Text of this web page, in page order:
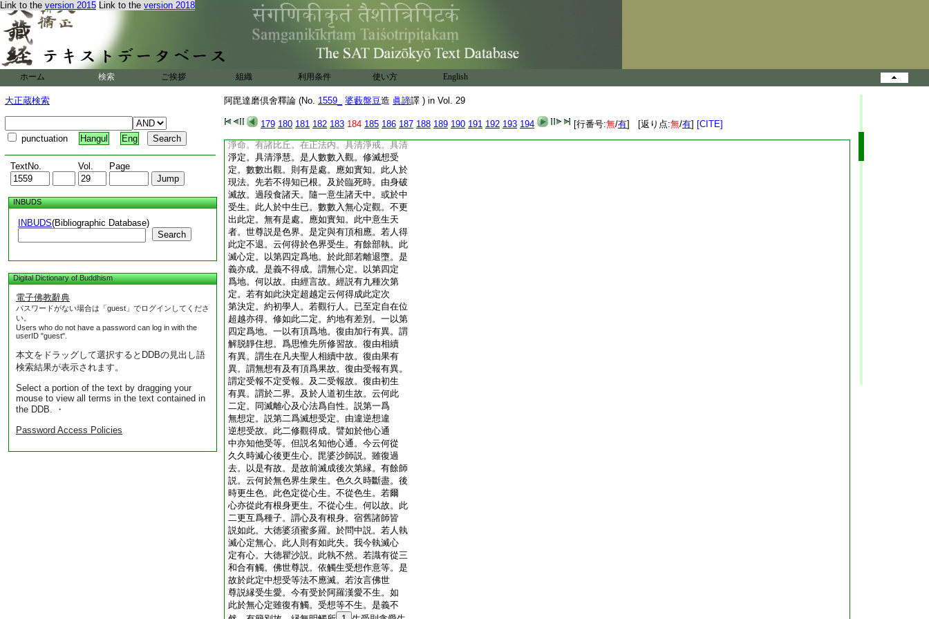
Link to the version 2015 Link to the version 2018
ホーム 検索 ご挨拶 組織 利用条件 使い方 English
大正蔵検索
punctuation Hangul Eng
TextNo. Vol. Page
INBUDS
INBUDS(Bibliographic Database)
Search
Digital Dictionary of Buddhism
電子佛教辭典
パスワードがない場合は「guest」でログインしてくださ
い。
Users who do not have a password can log in with the
userID "guest".
本文をドラッグして選択するとDDBの見出し語
検索結果が表示されます。
Select a portion of the text by dragging your
mouse to view all terms in the text contained in
the DDB. ・
Password Access Policies
阿毘達磨倶舍釋論 (No. 1559_ 婆藪盤豆造 眞諦譯 ) in Vol. 29
179 180 181 182 183 184 185 186 187 188 189 190 191 192 193 194 [行番号:無/有] [返り点:無/有] [CITE]
別異相。偈曰。二依欲色。釋曰。此二定。謂無
想定無心定。依欲色二界修得。若人不許於
色界修得無色定。是伽蘭他。於此人相違。或
時色有不成有。此中有五種判。一色界衆生。
二有想諸天。住於不同分心。三入無想定。四
入無心定。五無想諸天。已得無想天生。各
是彼有。由此文句。是故此二定。決定依止
欲色二界。此中是二定差別。偈曰。滅定初人
道。釋曰。此滅心定。初於人道中修得已。昔
經退人後方於色界修得。於滅心定爲退不
淨命。有諸比丘。在正法内。具清淨戒。具清
淨定。具清淨慧。是人數數入觀。修滅想受
定。數數出觀。則有是處。應如實知。此人於
現法。先若不得知已根。及於臨死時。由身破
滅故。過段食諸天。隨一意生諸天中。或於中
受生。此人於中生已。數數入無心定觀。不更
出此定。無有是處。應如實知。此中意生天
者。世尊説是色界。是定與有頂相應。若人得
此定不退。云何得於色界受生。有餘部執。此
滅心定。以第四定爲地。於此部若離退墮。是
義亦成。是義不得成。謂無心定。以第四定
爲地。何以故。由經言故。經説有九種次第
定。若有如此決定超越定云何得成此定次
第決定。約初學人。若觀行人。已至定自在位
超越亦得。修如此二定。約地有差別。一以第
四定爲地。一以有頂爲地。復由加行有異。謂
解脱靜住想。爲思惟先所修習故。復由相續
有異。謂生在凡夫聖人相續中故。復由果有
異。謂無想有及有頂爲果故。復由受報有異。
謂定受報不定受報。及二受報故。復由初生
有異。謂於二界。及於人道初生故。云何此
二定。同滅離心及心法爲自性。説第一爲
無想定。説第二爲滅想受定。由違逆想違
逆想受故。此二修觀得成。譬如於他心通
中亦知他受等。但説名知他心通。今云何從
久久時滅心後更生心。毘婆沙師説。雖復過
去。以是有故。是故前滅成後次第縁。有餘師
説。云何於無色界生衆生。色久久時斷盡。後
時更生色。此色定從心生。不從色生。若爾
心亦從此有根身更生。不從心生。何以故。此
二更互爲種子。謂心及有根身。宿舊諸師皆
説如此。大徳婆須蜜多羅。於問中説。若人執
滅心定無心。此人則有如此失。我今執滅心
定有心。大徳瞿沙説。此執不然。若識有從三
和合有觸。佛世尊説。依觸生受想作意等。是
故於此定中想受等法不應滅。若汝言佛世
尊説縁受生愛。今有受於阿羅漢愛不生。如
此於無心定雖復有觸。受想等不生。是義不